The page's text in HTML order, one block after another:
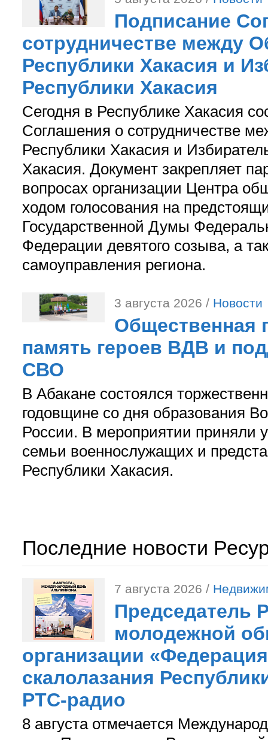
Подписание
сотрудничестве между
Республики Хакасия и
Республики Хакасия
Сегодня в Республике Хакасия
Соглашения о сотрудничестве
Республики Хакасия и
Хакасия. Документ закрепляет
вопросах организации Центра
ходом голосования на
Государственной Думы
Федерации девятого созыва, а
самоуправления региона.
3 августа 2026 / Новости
Общественная
память героев ВДВ и
СВО
В Абакане состоялся
годовщине со дня образования
России. В мероприятии приняли
семьи военнослужащих и
Республики Хакасия.
Последние новости
7 августа 2026 /
Председатель
молодежной
организации
скалолазания
РТС-радио
8 августа отмечается